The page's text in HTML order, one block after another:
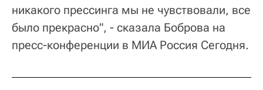
никакого прессинга мы не чувствовали, все
было прекрасно", - сказала Боброва на
пресс-конференции в МИА Россия Сегодня.